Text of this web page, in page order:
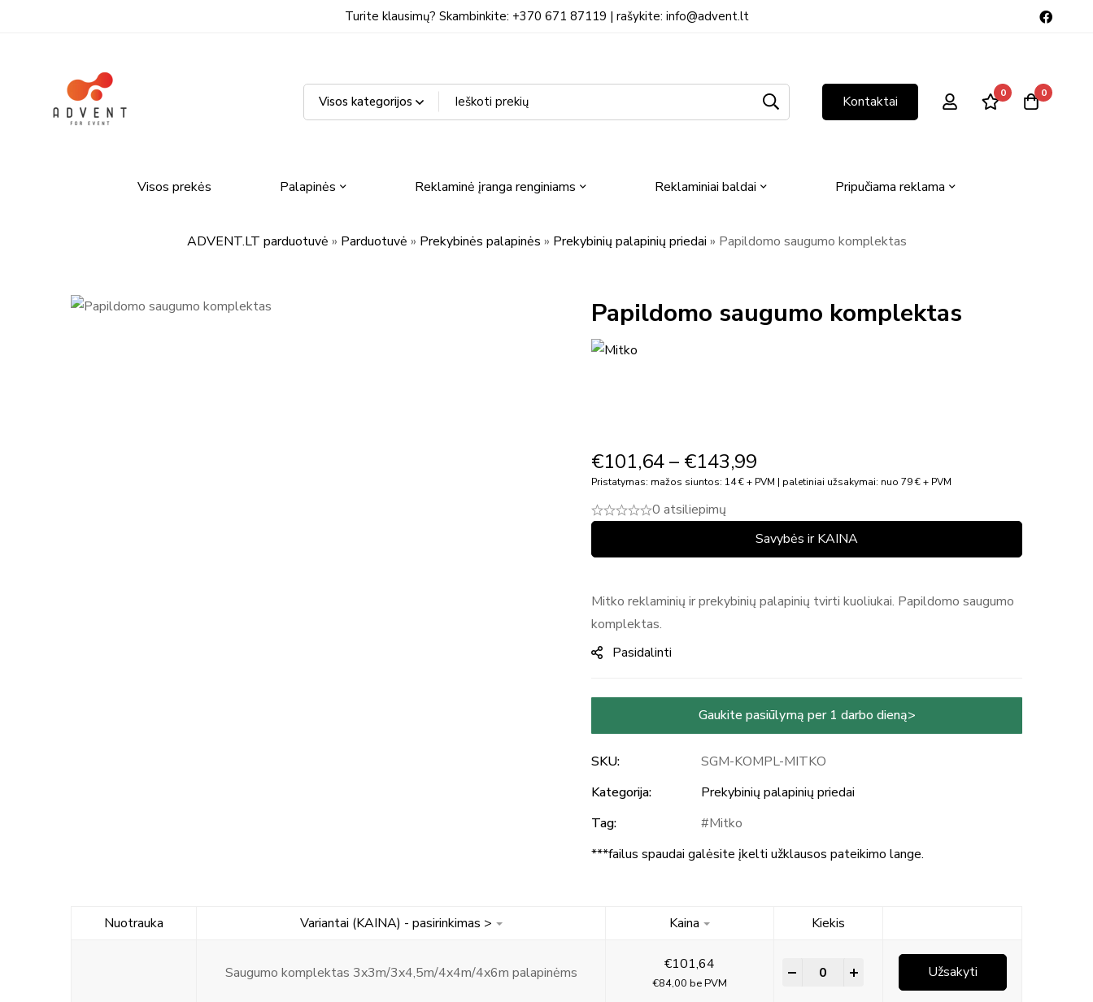
Turite klausimų? Skambinkite: +370 671 87119 | rašykite: info@advent.lt
Kontaktai 0 0
Visos prekės Palapinės Reklaminė įranga renginiams Reklaminiai baldai Pripučiama reklama
ADVENT.LT parduotuvė » Parduotuvė » Prekybinės palapinės » Prekybinių palapinių priedai » Papildomo saugumo komplektas
Papildomo saugumo komplektas
€101,64– €143,99
Pristatymas: mažos siuntos: 14 € + PVM | paletiniai užsakymai: nuo 79 € + PVM
0 atsiliepimų
Savybės ir KAINA
Mitko reklaminių ir prekybinių palapinių tvirti kuoliukai. Papildomo saugumo
komplektas.
Pasidalinti
Gaukite pasiūlymą per 1 darbo dieną>
SKU:
SGM-KOMPL-MITKO
Kategorija:
Prekybinių palapinių priedai
Tag:
Mitko
***failus spaudai galėsite įkelti užklausos pateikimo lange.
Nuotrauka Variantai (KAINA) - pasirinkimas > Kaina Kiekis
Saugumo komplektas 3x3m/3x4,5m/4x4m/4x6m palapinėms €101,64
€84,00 be PVM
Užsakyti